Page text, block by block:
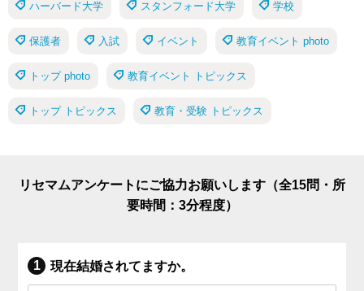
ハーバード大学 スタンフォード大学 学校
保護者 入試 イベント 教育イベント photo
トップ photo 教育イベント トピックス
トップ トピックス 教育・受験 トピックス
リセマムアンケートにご協力お願いします（全15問・所
要時間：3分程度）
現在結婚されてますか。